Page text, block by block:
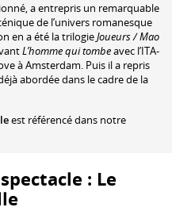
a entrepris un remarquable
de l’univers romanesque
en a été la trilogieJoueurs / Mao
L’homme qui tombeavec l’ITA-
à Amsterdam. Puis il a repris
abordée dans le cadre de la
est référencé dans notre
: Le